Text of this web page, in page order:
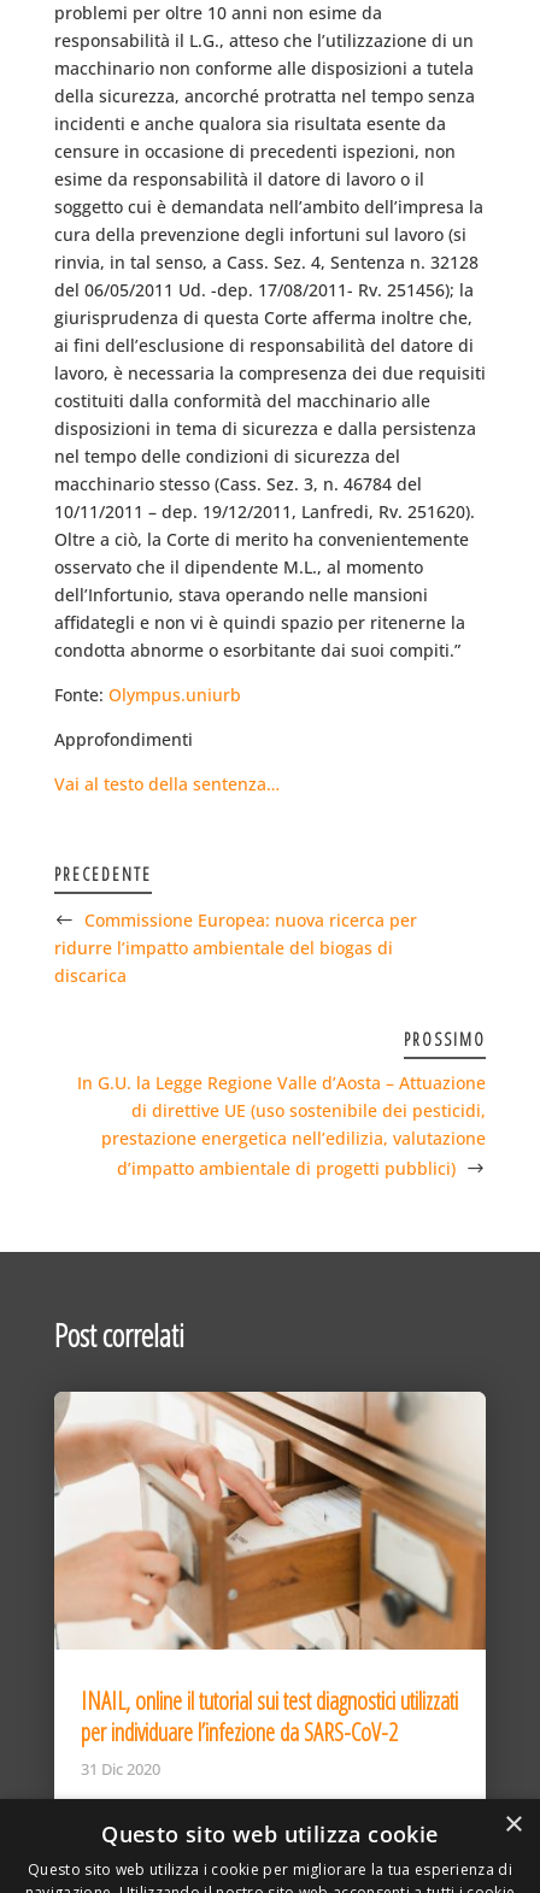
problemi per oltre 10 anni non esime da
responsabilità il L.G., atteso che l’utilizzazione di un
macchinario non conforme alle disposizioni a tutela
della sicurezza, ancorché protratta nel tempo senza
incidenti e anche qualora sia risultata esente da
censure in occasione di precedenti ispezioni, non
esime da responsabilità il datore di lavoro o il
soggetto cui è demandata nell’ambito dell’impresa la
cura della prevenzione degli infortuni sul lavoro (si
rinvia, in tal senso, a Cass. Sez. 4, Sentenza n. 32128
del 06/05/2011 Ud. -dep. 17/08/2011- Rv. 251456); la
giurisprudenza di questa Corte afferma inoltre che,
ai fini dell’esclusione di responsabilità del datore di
lavoro, è necessaria la compresenza dei due requisiti
costituiti dalla conformità del macchinario alle
disposizioni in tema di sicurezza e dalla persistenza
nel tempo delle condizioni di sicurezza del
macchinario stesso (Cass. Sez. 3, n. 46784 del
10/11/2011 – dep. 19/12/2011, Lanfredi, Rv. 251620).
Oltre a ciò, la Corte di merito ha convenientemente
osservato che il dipendente M.L., al momento
dell’Infortunio, stava operando nelle mansioni
affidategli e non vi è quindi spazio per ritenerne la
condotta abnorme o esorbitante dai suoi compiti.”
Fonte: Olympus.uniurb
Approfondimenti
Vai al testo della sentenza…
PRECEDENTE
Commissione Europea: nuova ricerca per
ridurre l’impatto ambientale del biogas di
discarica
PROSSIMO
In G.U. la Legge Regione Valle d’Aosta – Attuazione
di direttive UE (uso sostenibile dei pesticidi,
prestazione energetica nell’edilizia, valutazione
d’impatto ambientale di progetti pubblici)
Post correlati
INAIL, online il tutorial sui test diagnostici utilizzati
per individuare l’infezione da SARS-CoV-2
31 Dic 2020
×
Questo sito web utilizza cookie
Questo sito web utilizza i cookie per migliorare la tua esperienza di